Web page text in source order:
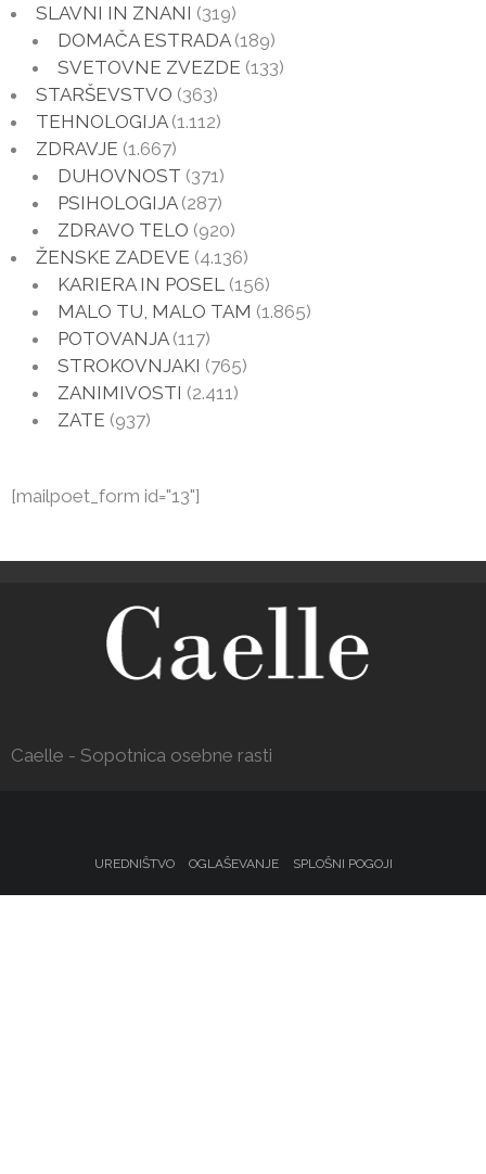
SLAVNI IN ZNANI (319)
DOMAČA ESTRADA(189)
SVETOVNE ZVEZDE (133)
STARŠEVSTVO (363)
TEHNOLOGIJA(1.112)
ZDRAVJE (1.667)
DUHOVNOST (371)
PSIHOLOGIJA(287)
ZDRAVO TELO (920)
ŽENSKE ZADEVE (4.136)
KARIERA IN POSEL (156)
MALO TU, MALO TAM (1.865)
POTOVANJA(117)
STROKOVNJAKI (765)
ZANIMIVOSTI (2.411)
ZATE (937)
[mailpoet_form id="13"]
Caelle - Sopotnica osebne rasti
UREDNIŠTVO OGLAŠEVANJE SPLOŠNI POGOJI